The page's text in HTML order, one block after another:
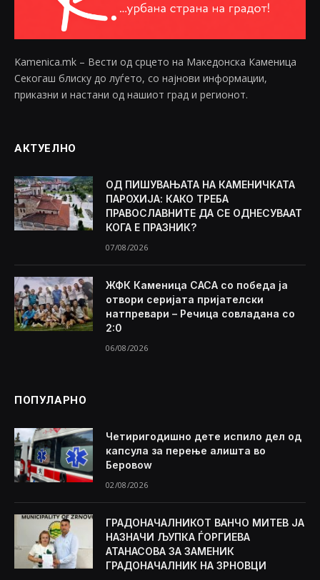
Kamenica.mk – Вести од срцето на Македонска Каменица
Секогаш блиску до луѓето, со најнови информации,
приказни и настани од нашиот град и регионот.
АКТУЕЛНО
ОД ПИШУВАЊАТА НА КАМЕНИЧКАТА
ПАРОХИЈА: КАКО ТРЕБА
ПРАВОСЛАВНИТЕ ДА СЕ ОДНЕСУВААТ
КОГА Е ПРАЗНИК?
07/08/2026
ЖФК Каменица САСА со победа ја
отвори серијата пријателски
натпревари – Речица совладана со
2:0
06/08/2026
ПОПУЛАРНО
Четиригодишно дете испило дел од
капсула за перење алишта во
Беровоw
02/08/2026
ГРАДОНАЧАЛНИКОТ ВАНЧО МИТЕВ ЈА
НАЗНАЧИ ЉУПКА ЃОРГИЕВА
АТАНАСОВА ЗА ЗАМЕНИК
ГРАДОНАЧАЛНИК НА ЗРНОВЦИ